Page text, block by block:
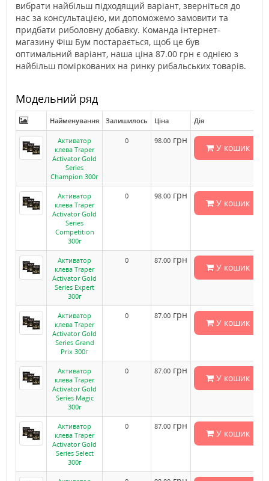
вибрати найбільш підходящий варіант, зверніться до
нас за консультацією, ми допоможемо замовити та
придбати риболовну добавку. Команда інтернет-
магазину Фіш Бум постарається, щоб це був
оптимальний варіант, наша ціна 87.00 грн є однією з
найбільш поміркованих на ринку рибальських товарів.
Модельний ряд
Найменування Залишилось Ціна Дія
Активатор
клева Traper
Activator Gold
Series
Champion 300г
0 98.00 грн
У кошик
Активатор
клева Traper
Activator Gold
Series
Competition
300г
0 98.00 грн
У кошик
Активатор
клева Traper
Activator Gold
Series Expert
300г
0 87.00 грн
У кошик
Активатор
клева Traper
Activator Gold
Series Grand
Prix 300г
0 87.00 грн
У кошик
Активатор
клева Traper
Activator Gold
Series Magic
300г
0 87.00 грн
У кошик
Активатор
клева Traper
Activator Gold
Series Select
300г
0 87.00 грн
У кошик